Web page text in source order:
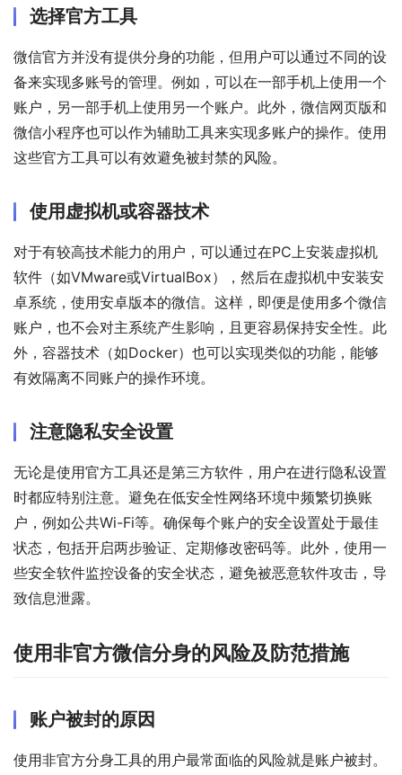
选择官方工具
微信官方并没有提供分身的功能，但用户可以通过不同的设
备来实现多账号的管理。例如，可以在一部手机上使用一个
账户，另一部手机上使用另一个账户。此外，微信网页版和
微信小程序也可以作为辅助工具来实现多账户的操作。使用
这些官方工具可以有效避免被封禁的风险。
使用虚拟机或容器技术
对于有较高技术能力的用户，可以通过在PC上安装虚拟机
软件（如VMware或VirtualBox），然后在虚拟机中安装安
卓系统，使用安卓版本的微信。这样，即便是使用多个微信
账户，也不会对主系统产生影响，且更容易保持安全性。此
外，容器技术（如Docker）也可以实现类似的功能，能够
有效隔离不同账户的操作环境。
注意隐私安全设置
无论是使用官方工具还是第三方软件，用户在进行隐私设置
时都应特别注意。避免在低安全性网络环境中频繁切换账
户，例如公共Wi-Fi等。确保每个账户的安全设置处于最佳
状态，包括开启两步验证、定期修改密码等。此外，使用一
些安全软件监控设备的安全状态，避免被恶意软件攻击，导
致信息泄露。
使用非官方微信分身的风险及防范措施
账户被封的原因
使用非官方分身工具的用户最常面临的风险就是账户被封。